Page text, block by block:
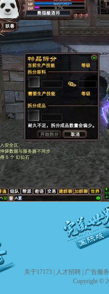
关于17173 人才招聘
广告服务
Copyright ©